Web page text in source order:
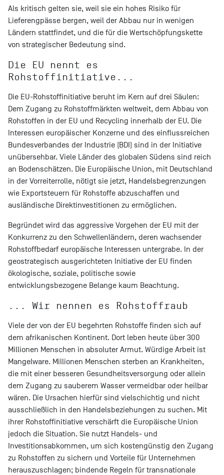
Als kritisch gelten sie, weil sie ein hohes Risiko für
Lieferengpässe bergen, weil der Abbau nur in wenigen
Ländern stattfindet, und die für die Wertschöpfungskette
von strategischer Bedeutung sind.
Die EU nennt es
Rohstoffinitiative...
Die EU-Rohstoffinitiative beruht im Kern auf drei Säulen:
Dem Zugang zu Rohstoffmärkten weltweit, dem Abbau von
Rohstoffen in der EU und Recycling innerhalb der EU. Die
Interessen europäischer Konzerne und des einflussreichen
Bundesverbandes der Industrie (BDI) sind in der Initiative
unübersehbar. Viele Länder des globalen Südens sind reich
an Bodenschätzen. Die Europäische Union, mit Deutschland
in der Vorreiterrolle, nötigt sie jetzt, Handelsbegrenzungen
wie Exportsteuern für Rohstoffe abzuschaffen und
ausländische Direktinvestitionen zu ermöglichen.
Begründet wird das aggressive Vorgehen der EU mit der
Konkurrenz zu den Schwellenländern, deren wachsender
Rohstoffbedarf europäische Interessen untergrabe. In der
geostrategisch ausgerichteten Initiative der EU finden
ökologische, soziale, politische sowie
entwicklungsbezogene Belange kaum Beachtung.
... Wir nennen es Rohstoffraub
Viele der von der EU begehrten Rohstoffe finden sich auf
dem afrikanischen Kontinent. Dort leben heute über 300
Millionen Menschen in absoluter Armut. Würdige Arbeit ist
Mangelware. Millionen Menschen sterben an Krankheiten,
die mit einer besseren Gesundheitsversorgung oder allein
dem Zugang zu sauberem Wasser vermeidbar oder heilbar
wären. Die Ursachen hierfür sind vielschichtig und nicht
ausschließlich in den Handelsbeziehungen zu suchen. Mit
ihrer Rohstoffinitiative verschärft die Europäische Union
jedoch die Situation. Sie nutzt Handels- und
Investitionsabkommen, um sich kostengünstig den Zugang
zu Rohstoffen zu sichern und Vorteile für Unternehmen
herauszuschlagen; bindende Regeln für transnationale